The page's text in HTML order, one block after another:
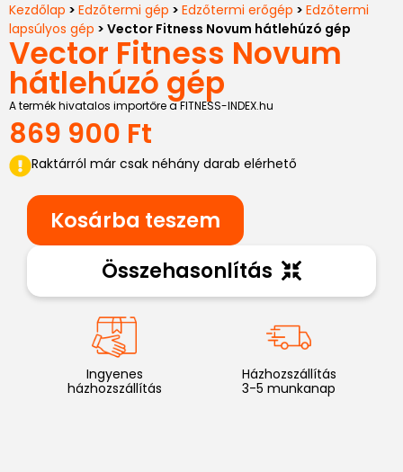
Kezdőlap > Edzőtermi gép > Edzőtermi erőgép > Edzőtermi
lapsúlyos gép > Vector Fitness Novum hátlehúzó gép
Vector Fitness Novum
hátlehúzó gép
A termék hivatalos importőre a FITNESS-INDEX.hu
869 900 Ft
Raktárról már csak néhány darab elérhető
Kosárba teszem
Összehasonlítás
Ingyenes
házhozszállítás
Házhozszállítás
3-5 munkanap